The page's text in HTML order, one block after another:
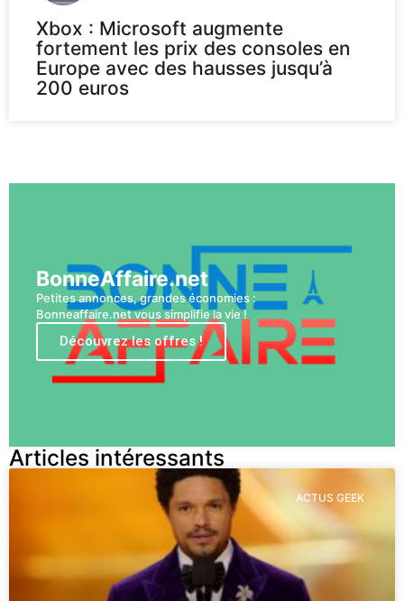
Xbox : Microsoft augmente
fortement les prix des consoles en
Europe avec des hausses jusqu’à
200 euros
BonneAffaire.net
Petites annonces, grandes économies :
Bonneaffaire.net vous simplifie la vie !
Découvrez les offres !
Articles intéressants
ACTUS GEEK